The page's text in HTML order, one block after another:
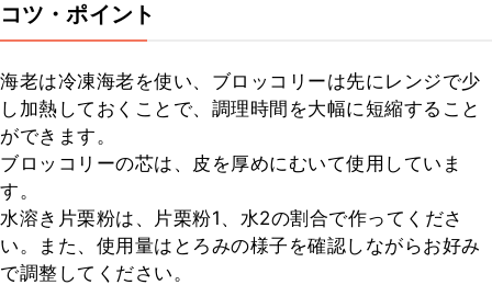
コツ・ポイント
海老は冷凍海老を使い、ブロッコリーは先にレンジで少
し加熱しておくことで、調理時間を大幅に短縮すること
ができます。
ブロッコリーの芯は、皮を厚めにむいて使用していま
す。
水溶き片栗粉は、片栗粉1、水2の割合で作ってくださ
い。また、使用量はとろみの様子を確認しながらお好み
で調整してください。